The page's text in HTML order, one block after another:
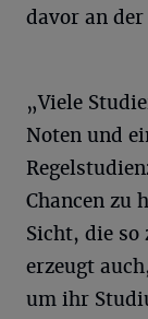
davor an
„Viele
Noten und
Chancen zu
Sicht, die
erzeugt
um ihr